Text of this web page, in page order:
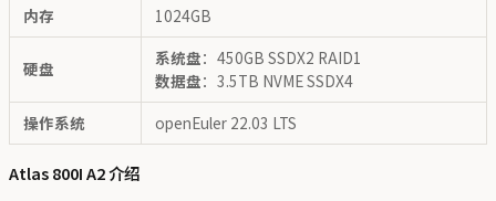
内存
1024GB
硬盘 系统盘：450GB SSDX2 RAID1
数据盘：3.5TB NVME SSDX4
操作系统
openEuler 22.03 LTS
Atlas 800I A2 介绍